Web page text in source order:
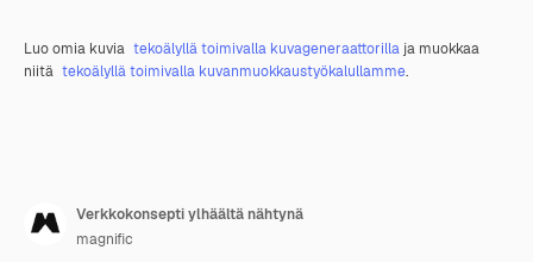
Luo omia kuvia tekoälyllä toimivalla kuvageneraattorilla ja muokkaa
niitä tekoälyllä toimivalla kuvanmuokkaustyökalullamme.
Verkkokonsepti ylhäältä nähtynä
magnific